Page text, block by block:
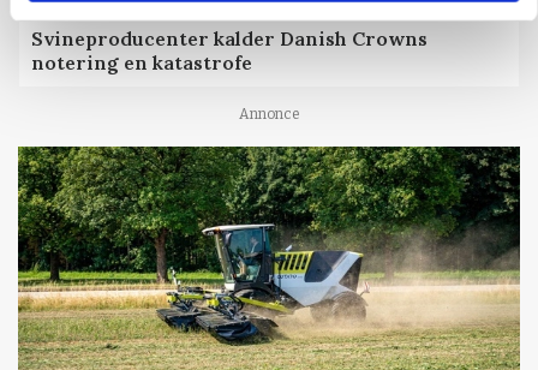
Svineproducenter kalder Danish Crowns
notering en katastrofe
Annonce